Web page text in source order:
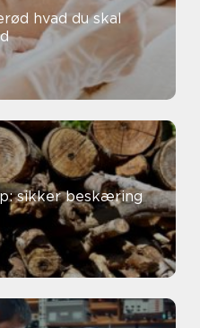
skal
sikker beskæring